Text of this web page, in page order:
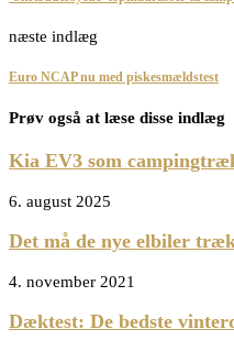
næste indlæg
Euro NCAP nu med piskesmældstest
Prøv også at læse disse indlæg
Kia EV3 som
6. august 2025
Det må de nye elbiler
4. november 2021
Dæktest: De bedste